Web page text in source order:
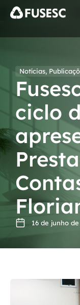
Notícias,
ciclo
16 de junho de